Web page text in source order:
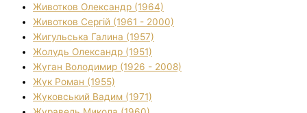
Животков Олександр (1964)
Животков Сергій (1961 - 2000)
Жигульська Галина (1957)
Жолудь Олександр (1951)
Жуган Володимир (1926 - 2008)
Жук Роман (1955)
Жуковський Вадим (1971)